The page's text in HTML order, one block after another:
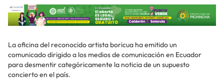
La oficina del reconocido artista boricua ha emitido un
comunicado dirigido a los medios de comunicación en Ecuador
para desmentir categóricamente la noticia de un supuesto
concierto en el país.